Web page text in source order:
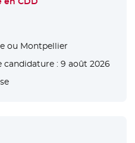
ou Montpellier
candidature : 9 août 2026